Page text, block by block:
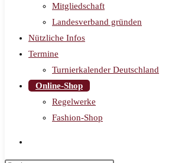
Mitgliedschaft
Landesverband gründen
Nützliche Infos
Termine
Turnierkalender Deutschland
Online-Shop
Regelwerke
Fashion-Shop